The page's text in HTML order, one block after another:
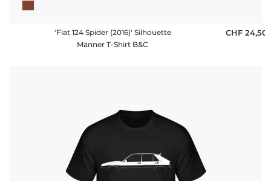
'Fiat 124 Spider (2016)' Silhouette
Männer T-Shirt B&C
CHF 24,50